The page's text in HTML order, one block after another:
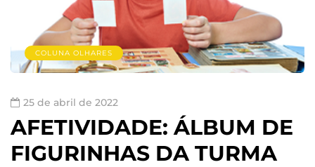
COLUNA OLHARES
25 de abril de 2022
AFETIVIDADE: ÁLBUM DE
FIGURINHAS DA TURMA